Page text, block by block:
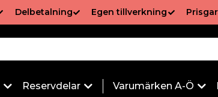
Delbetalning Egen tillverkning
Reservdelar Varumärken A-Ö